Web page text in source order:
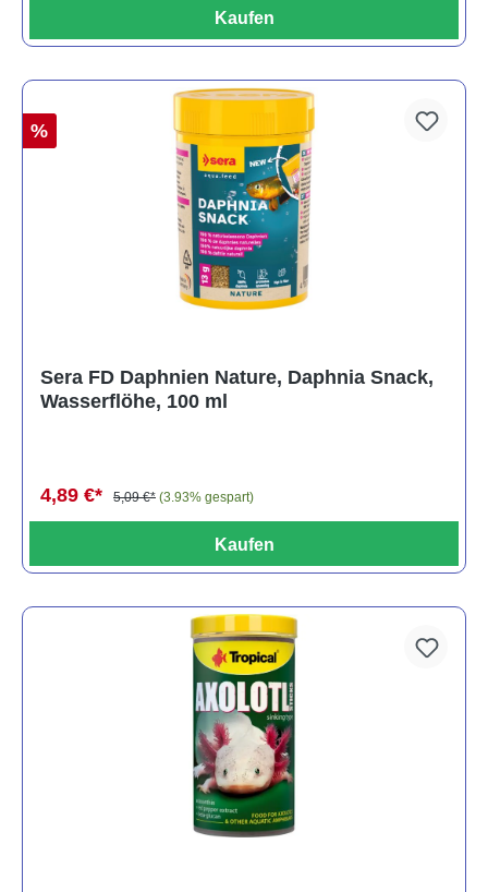
Kaufen
%
Sera FD Daphnien Nature, Daphnia Snack,
Wasserflöhe, 100 ml
4,89 €* 5,09 €* (3.93% gespart)
Kaufen